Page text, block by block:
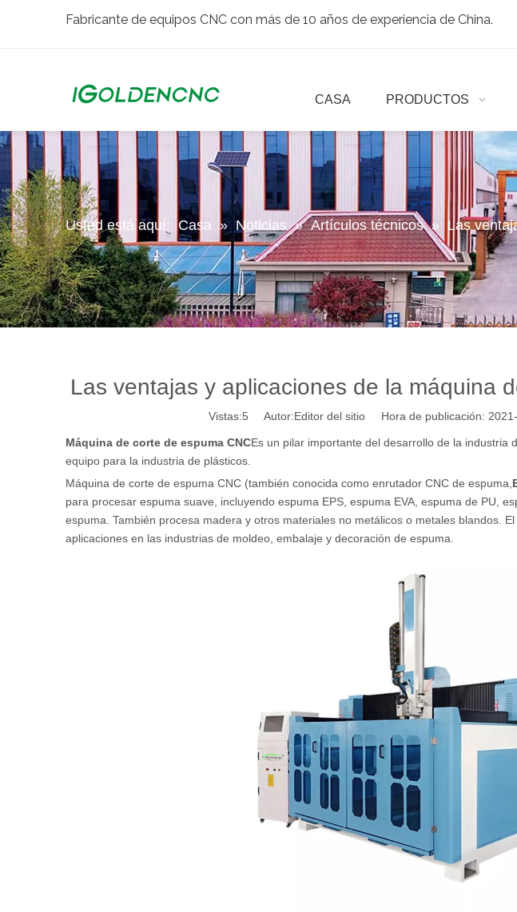
Fabricante de equipos CNC con más de 10 años de experiencia de China.
CASA PRODUCTOS
Usted está aquí: Casa » Noticias » Artículos técnicos » Las
Las ventajas y aplicaciones de la máquina
Vistas:5 Autor:Editor del sitio Hora de publicación:
Máquina de corte de espuma CNCEs un pilar importante del desarrollo de la industria
equipo para la industria de plásticos.
Máquina de corte de espuma CNC (también conocida como enrutador CNC de espuma,
para procesar espuma suave, incluyendo espuma EPS, espuma EVA, espuma de PU,
espuma. También procesa madera y otros materiales no metálicos o metales blandos.
aplicaciones en las industrias de moldeo, embalaje y decoración de espuma.